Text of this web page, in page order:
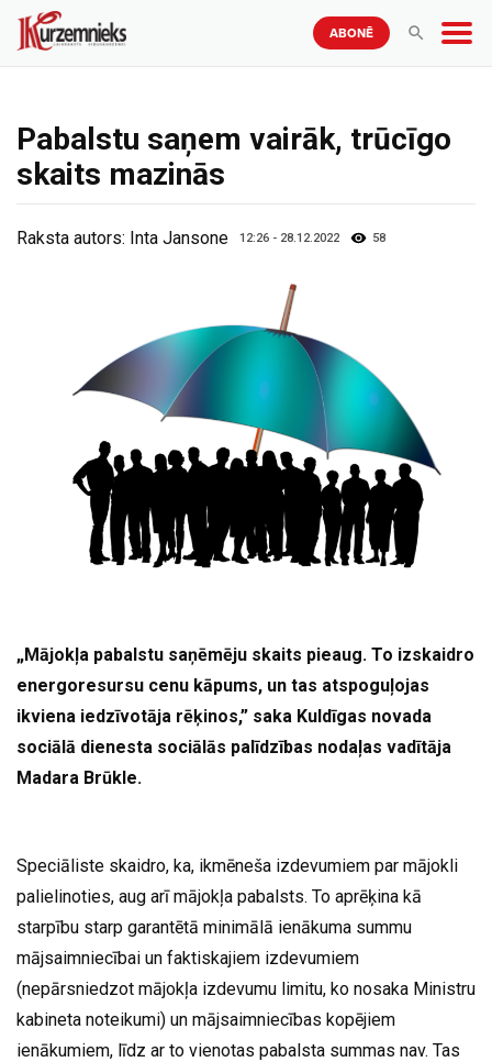
ABONĒ
Pabalstu saņem vairāk, trūcīgo
skaits mazinās
Raksta autors: Inta Jansone 12:26 - 28.12.2022 58
„Mājokļa pabalstu saņēmēju skaits pieaug. To izskaidro
energoresursu cenu kāpums, un tas atspoguļojas
ikviena iedzīvotāja rēķinos,” saka Kuldīgas novada
sociālā dienesta sociālās palīdzības nodaļas vadītāja
Madara Brūkle.
Speciāliste skaidro, ka, ikmēneša izdevumiem par mājokli
palielinoties, aug arī mājokļa pabalsts. To aprēķina kā
starpību starp garantētā minimālā ienākuma summu
mājsaimniecībai un faktiskajiem izdevumiem
(nepārsniedzot mājokļa izdevumu limitu, ko nosaka Ministru
kabineta noteikumi) un mājsaimniecības kopējiem
ienākumiem, līdz ar to vienotas pabalsta summas nav. Tas